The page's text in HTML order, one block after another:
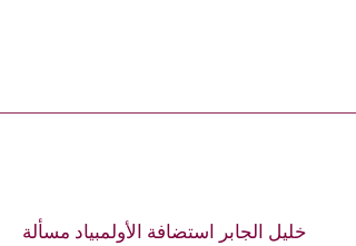
خليل الجابر استضافة الأولمبياد مسألة